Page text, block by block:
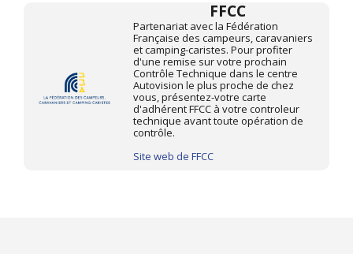
FFCC
Partenariat avec la Fédération
Française des campeurs, caravaniers
et camping-caristes. Pour profiter
d'une remise sur votre prochain
Contrôle Technique dans le centre
Autovision le plus proche de chez
vous, présentez-votre carte
d'adhérent FFCC à votre controleur
technique avant toute opération de
contrôle.
Site web de FFCC